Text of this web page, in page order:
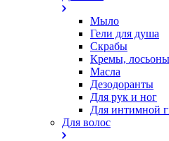
Мыло
Гели для душа
Скрабы
Кремы,
Масла
Дезодоранты
Для рук и ног
Для интимной
Для волос